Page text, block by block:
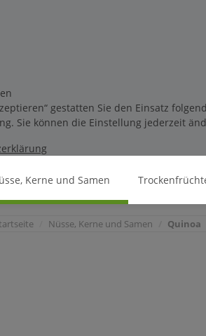
gestatten Sie den Einsatz
Sie können die Einstellung jederzeit
Kerne und Samen
Nüsse, Kerne und Samen Quinoa